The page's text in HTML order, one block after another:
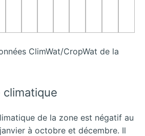
ClimWat/CropWat de la
climatique
de la zone est négatif au
à octobre et décembre. Il